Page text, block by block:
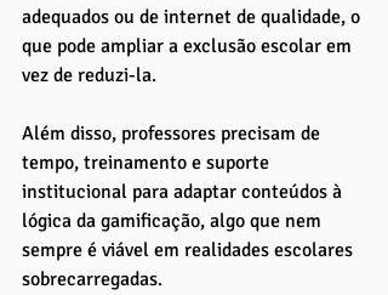
adequados ou de internet de qualidade, o
que pode ampliar a exclusão escolar em
vez de reduzi-la.
Além disso, professores precisam de
tempo, treinamento e suporte
institucional para adaptar conteúdos à
lógica da gamificação, algo que nem
sempre é viável em realidades escolares
sobrecarregadas.